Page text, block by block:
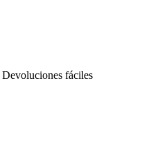
Devoluciones fáciles